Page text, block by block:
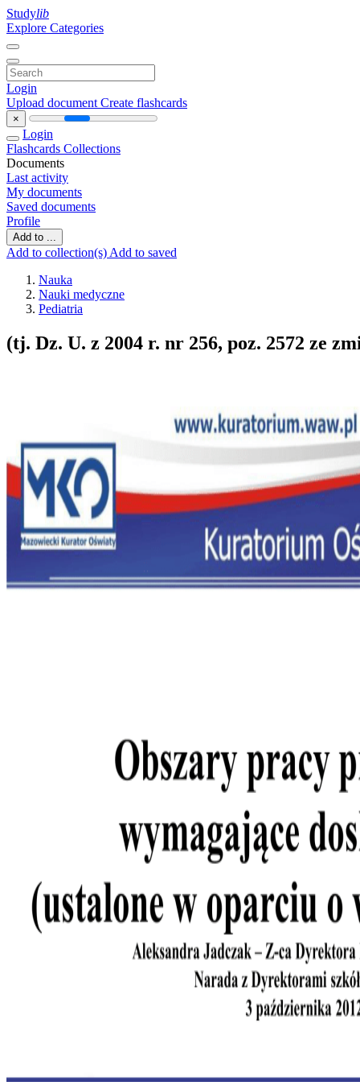
Studylib
Explore Categories
Login
Upload document Create flashcards
×
Login
Flashcards Collections
Documents
Last activity
My documents
Saved documents
Profile
Add to ...
Add to collection(s) Add to saved
Nauka
Nauki medyczne
Pediatria
(tj. Dz. U. z 2004 r. nr 256, poz. 2572 ze